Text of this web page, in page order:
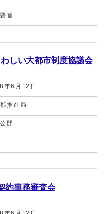
旨
しい⼤都市制度協議会
年6月12日
推進局
開
約事務審査会